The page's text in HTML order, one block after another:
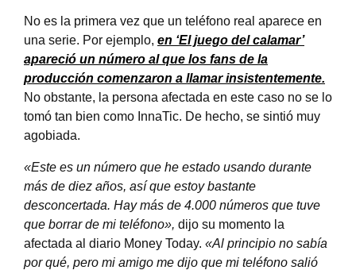
No es la primera vez que un teléfono real aparece en
una serie. Por ejemplo, en ‘El juego del calamar’
apareció un número al que los fans de la
producción comenzaron a llamar insistentemente.
No obstante, la persona afectada en este caso no se lo
tomó tan bien como InnaTic. De hecho, se sintió muy
agobiada.
«Este es un número que he estado usando durante
más de diez años, así que estoy bastante
desconcertada. Hay más de 4.000 números que tuve
que borrar de mi teléfono», dijo su momento la
afectada al diario Money Today. «Al principio no sabía
por qué, pero mi amigo me dijo que mi teléfono salió